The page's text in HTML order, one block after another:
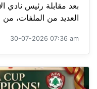
بعد مقابلة رئيس نادي
العديد من الملفات، من
30-07-2026 07:36 am